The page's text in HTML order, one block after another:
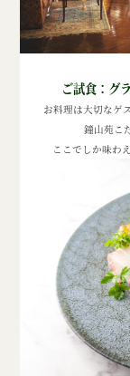
ご試食： グ
お料理は大切なゲ
鐘山苑こ
ここでしか味わ